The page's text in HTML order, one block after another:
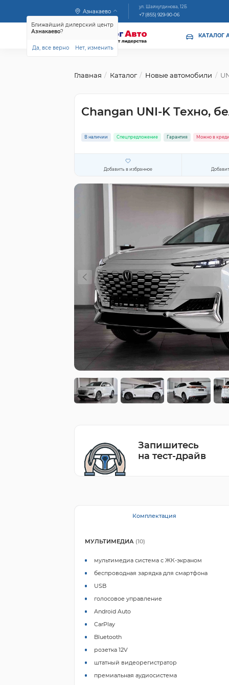
Азнакаево
Ближайший дилерский центр
Азнакаево?
Да, все верно Нет, изменить
ул. Шайхутдинова, 12Б
+7 (855) 929-90-06
КАТАЛОГ
Главная Каталог Новые автомобили
Changan UNI-K Техно,
В наличии Спецпредложение Гарантия Можно в
Добавить в избранное
Запишитесь
на тест-драйв
Комплектация
МУЛЬТИМЕДИА (10)
мультимедиа система с ЖК-экраном
беспроводная зарядка для смартфона
USB
голосовое управление
Android Auto
CarPlay
Bluetooth
розетка 12V
штатный видеорегистратор
премиальная аудиосистема